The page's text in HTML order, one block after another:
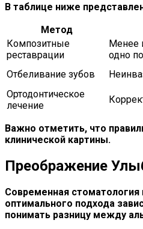
В таблице ниже
Метод
Композитные
реставрации
Менее
одно
Отбеливание зубов
Ортодонтическое
лечение
Важно отметить, что
клинической картины.
Преображение
Современная стоматология
оптимального подхода
понимать разницу между